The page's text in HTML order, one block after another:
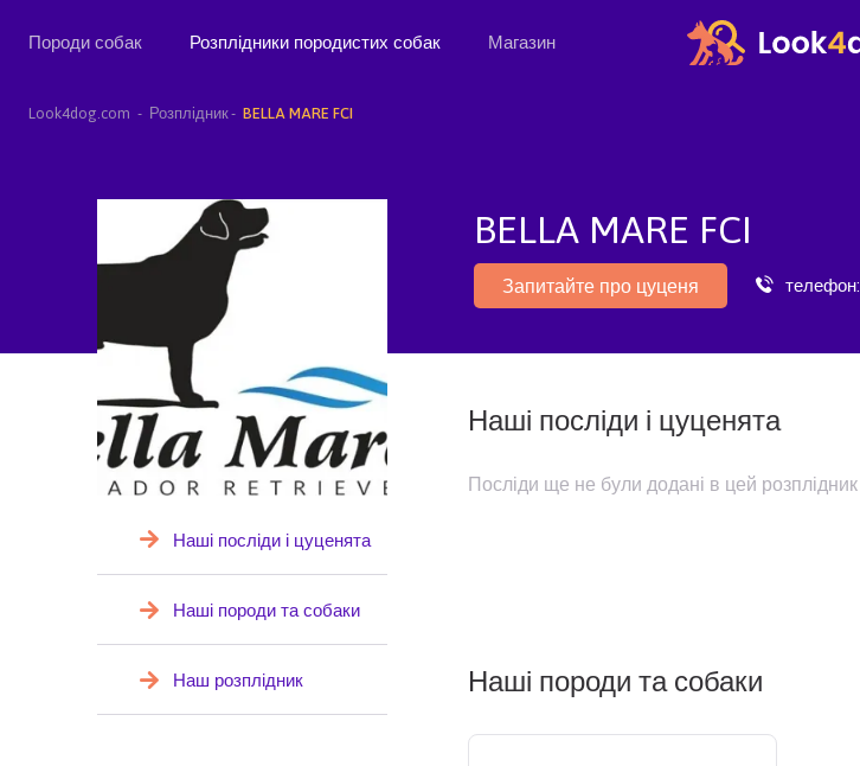
Породи собак Розплідники породистих собак Магазин
Look4dog.com Розплідник BELLA MARE FCI
BELLA MARE FCI
Запитайте про цуценя телефон:
Наші посліди і цуценята
Наші породи та собаки
Наш розплідник
Наші посліди і цуценята
Посліди ще не були додані в цей розплідник
Наші породи та собаки